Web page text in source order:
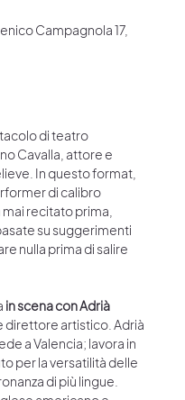
Campagnola 17,
di teatro
Cavalla, attore e
In questo format,
di calibro
recitato prima,
su suggerimenti
nulla prima di salire
in scena con Adrià
direttore artistico. Adrià
a Valencia; lavora in
per la versatilità delle
di più lingue.﻿